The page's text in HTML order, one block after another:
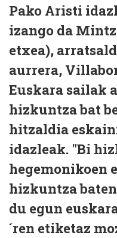
Pako Aristi
izango da
etxea),
aurrera,
Euskara sailak
hizkuntza bat
hitzaldia
idazleak. "Bi
hegemonikoen
hizkuntza
du egun
´ren etiketaz